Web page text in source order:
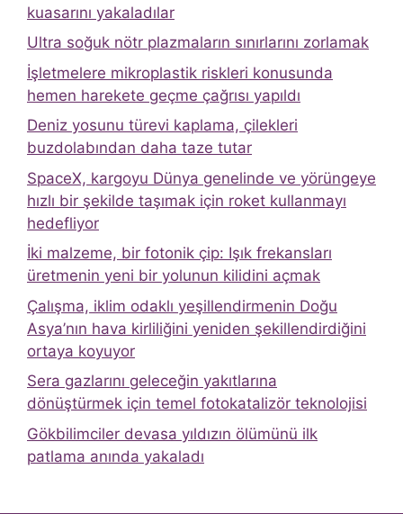
kuasarını yakaladılar
Ultra soğuk nötr plazmaların sınırlarını zorlamak
İşletmelere mikroplastik riskleri konusunda
hemen harekete geçme çağrısı yapıldı
Deniz yosunu türevi kaplama, çilekleri
buzdolabından daha taze tutar
SpaceX, kargoyu Dünya genelinde ve yörüngeye
hızlı bir şekilde taşımak için roket kullanmayı
hedefliyor
İki malzeme, bir fotonik çip: Işık frekansları
üretmenin yeni bir yolunun kilidini açmak
Çalışma, iklim odaklı yeşillendirmenin Doğu
Asya’nın hava kirliliğini yeniden şekillendirdiğini
ortaya koyuyor
Sera gazlarını geleceğin yakıtlarına
dönüştürmek için temel fotokatalizör teknolojisi
Gökbilimciler devasa yıldızın ölümünü ilk
patlama anında yakaladı